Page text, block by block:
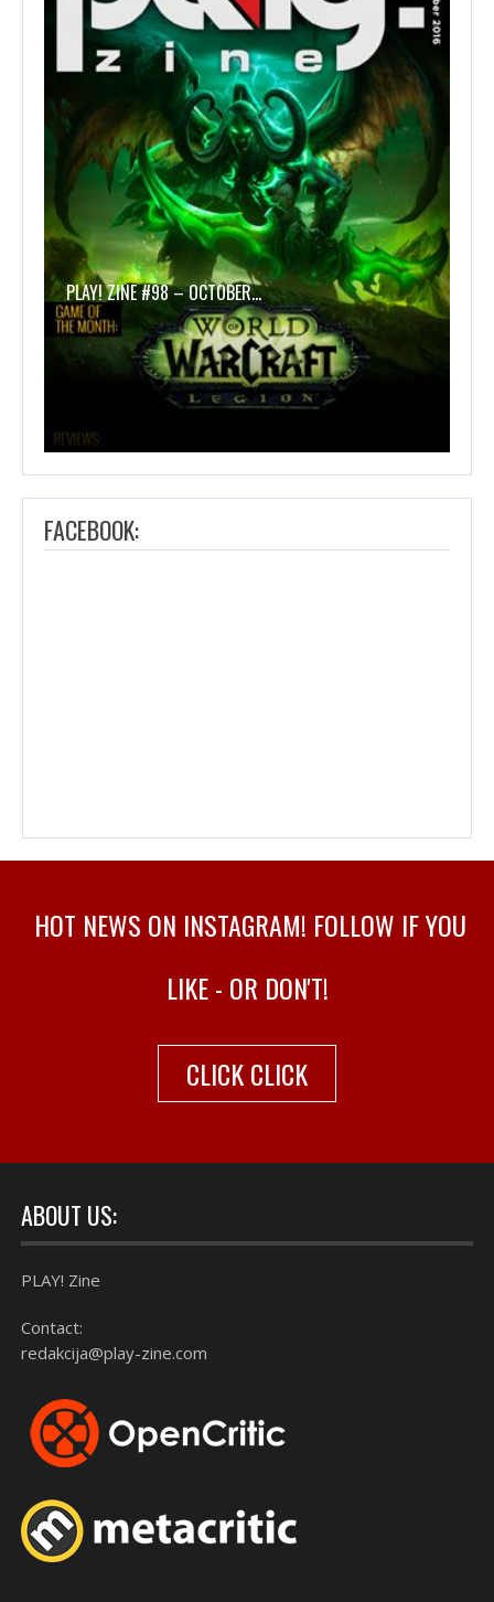
PLAY! ZINE #98 – OCTOBER…
FACEBOOK:
HOT NEWS ON INSTAGRAM! FOLLOW IF YOU
LIKE - OR DON'T!
CLICK CLICK
ABOUT US:
PLAY! Zine
Contact:
redakcija@play-zine.com